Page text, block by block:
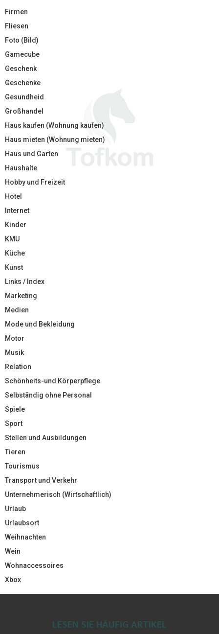
Firmen
Fliesen
Foto (Bild)
Gamecube
Geschenk
Geschenke
Gesundheid
Großhandel
Haus kaufen (Wohnung kaufen)
Haus mieten (Wohnung mieten)
Haus und Garten
Haushalte
Hobby und Freizeit
Hotel
Internet
Kinder
KMU
Küche
Kunst
Links / Index
Marketing
Medien
Mode und Bekleidung
Motor
Musik
Relation
Schönheits-und Körperpflege
Selbständig ohne Personal
Spiele
Sport
Stellen und Ausbildungen
Tieren
Tourismus
Transport und Verkehr
Unternehmerisch (Wirtschaftlich)
Urlaub
Urlaubsort
Weihnachten
Wein
Wohnaccessoires
Xbox
LESEN SIE HÄUFIG ARTIKEL